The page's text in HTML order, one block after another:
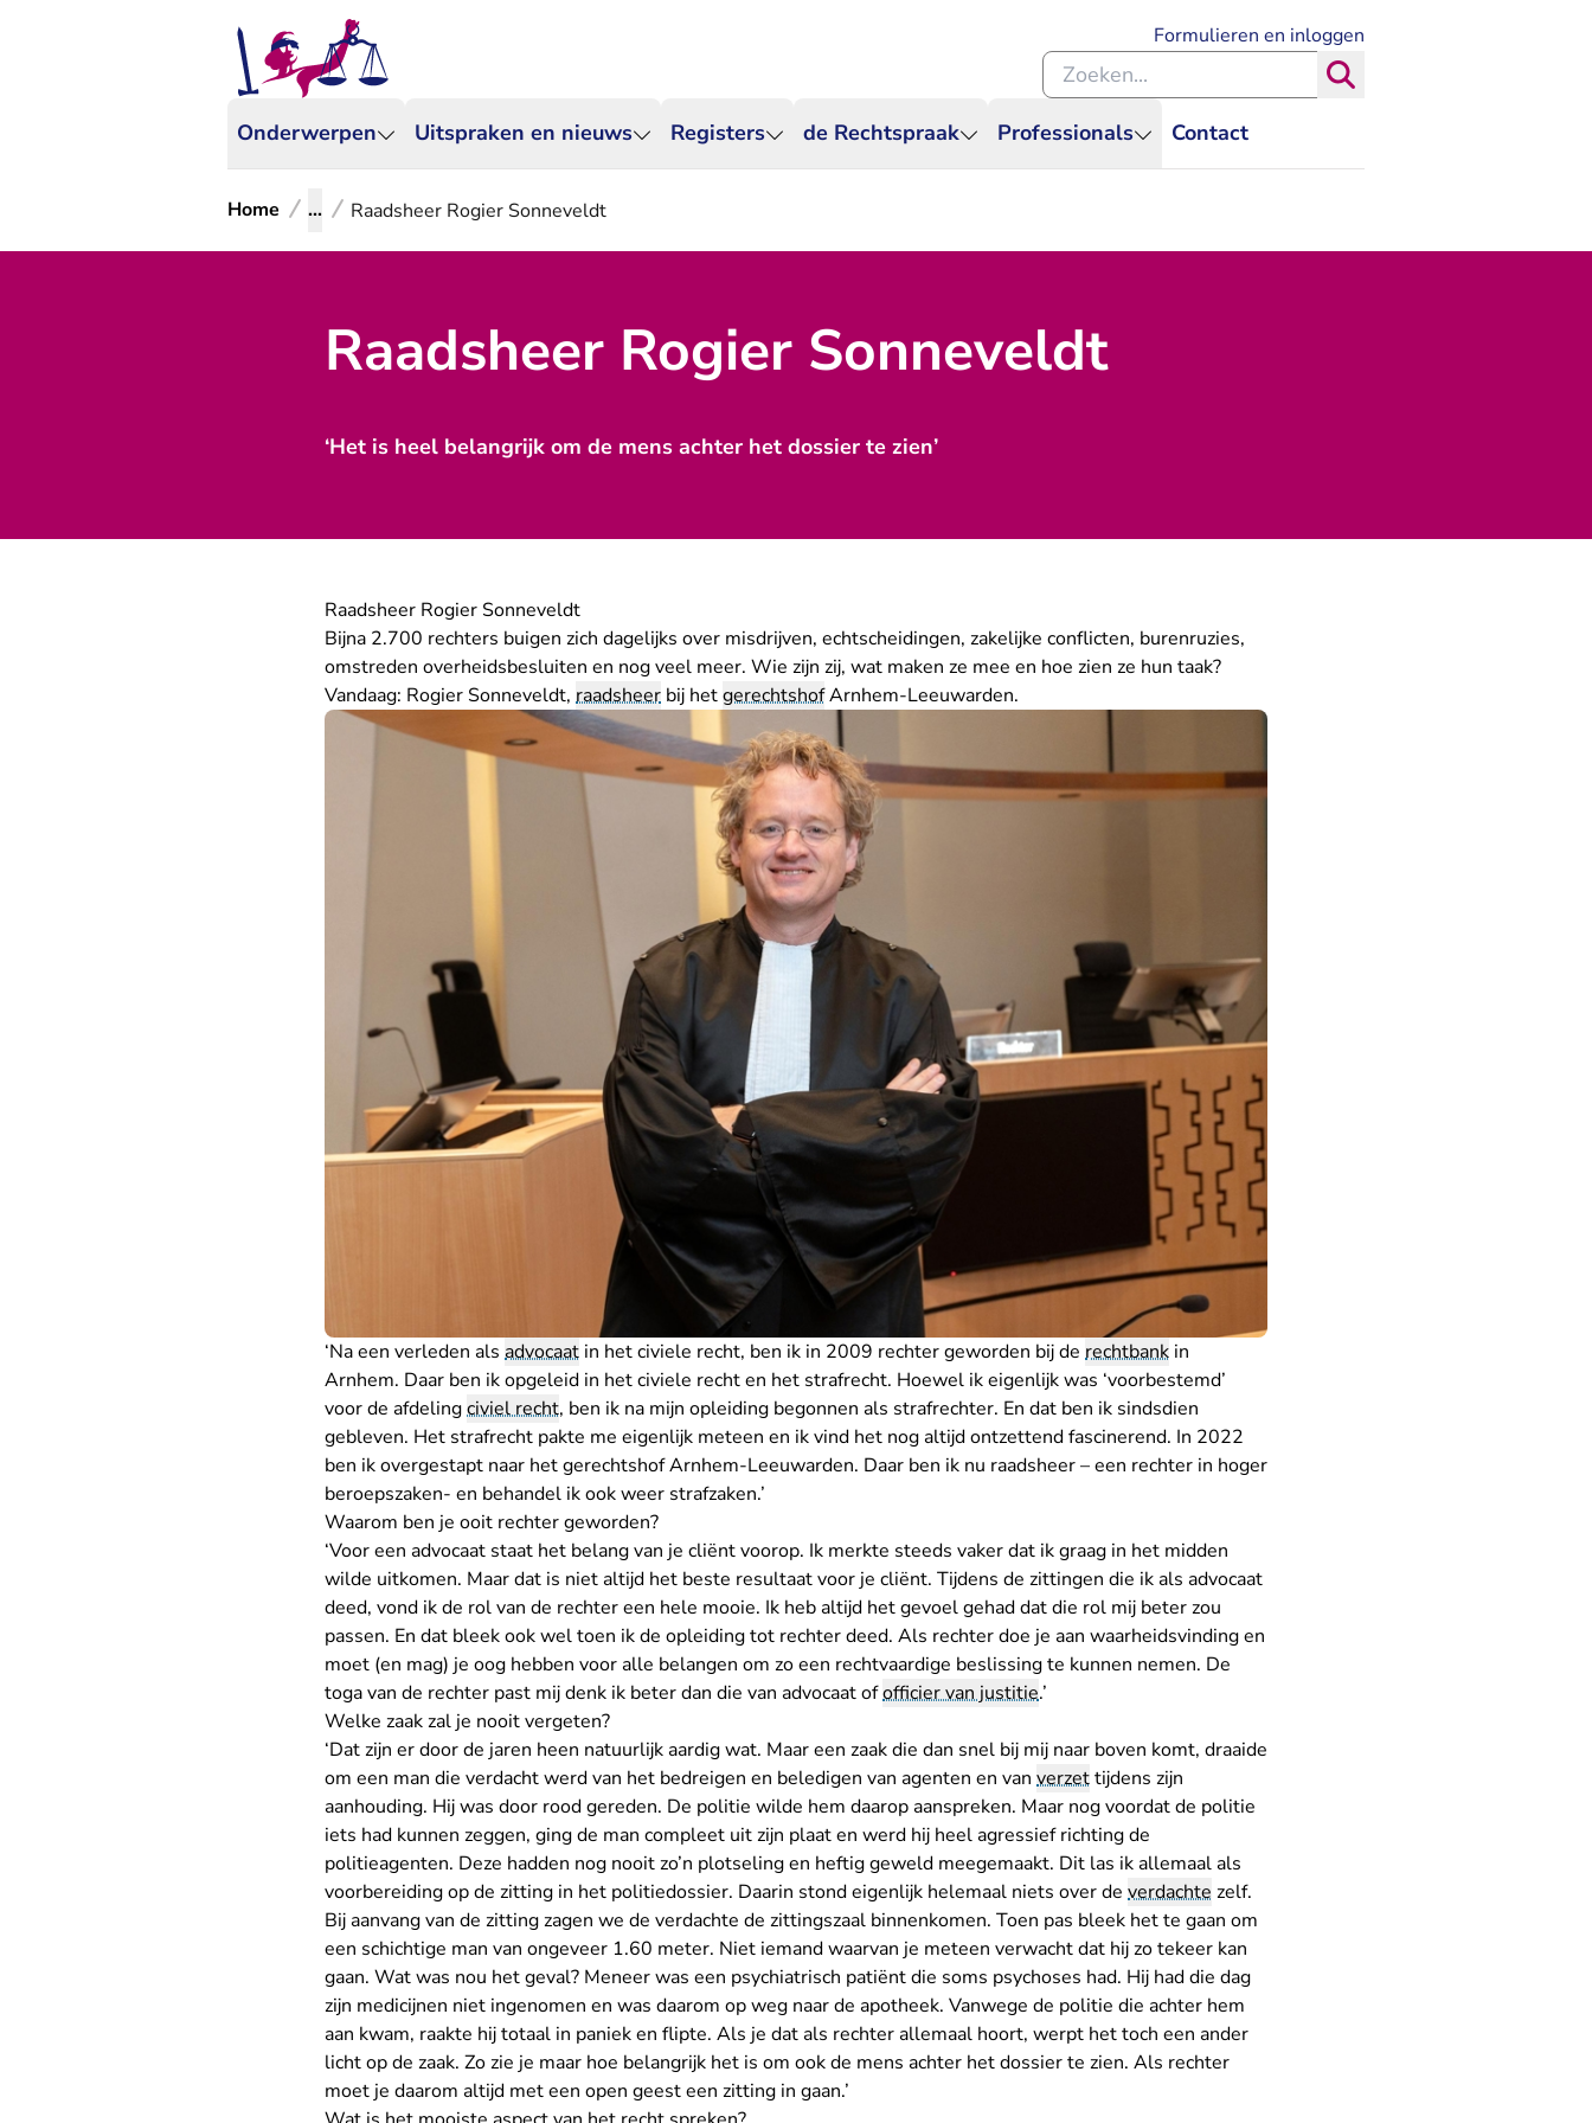
Onderwerpen Uitspraken en nieuws Registers de Rechtspraak Professionals Contact
Formulieren en inloggen
Zoeken binnen de Rechtspraak
Home ... Raadsheer Rogier Sonneveldt
Raadsheer Rogier Sonneveldt
‘Het is heel belangrijk om de mens achter het dossier te zien’
Raadsheer Rogier Sonneveldt
Bijna 2.700 rechters buigen zich dagelijks over misdrijven, echtscheidingen, zakelijke conflicten, burenruzies,
omstreden overheidsbesluiten en nog veel meer. Wie zijn zij, wat maken ze mee en hoe zien ze hun taak?
Vandaag: Rogier Sonneveldt, raadsheer bij hetgerechtshofArnhem-Leeuwarden.
‘Na een verleden als advocaat in het civiele recht, ben ik in 2009 rechter geworden bij de rechtbank in
Arnhem. Daar ben ik opgeleid in het civiele recht en het strafrecht. Hoewel ik eigenlijk was ‘voorbestemd’
voor de afdelingciviel recht, ben ik na mijn opleiding begonnen als strafrechter. En dat ben ik sindsdien
gebleven. Het strafrecht pakte me eigenlijk meteen en ik vind het nog altijd ontzettend fascinerend. In 2022
ben ik overgestapt naar het gerechtshof Arnhem-Leeuwarden. Daar ben ik nu raadsheer – een rechter in hoger
beroepszaken- en behandel ik ook weer strafzaken.’
Waarom ben je ooit rechter geworden?
‘Voor een advocaat staat het belang van je cliënt voorop. Ik merkte steeds vaker dat ik graag in het midden
wilde uitkomen. Maar dat is niet altijd het beste resultaat voor je cliënt. Tijdens de zittingen die ik als advocaat
deed, vond ik de rol van de rechter een hele mooie. Ik heb altijd het gevoel gehad dat die rol mij beter zou
passen. En dat bleek ook wel toen ik de opleiding tot rechter deed. Als rechter doe je aan waarheidsvinding en
moet (en mag) je oog hebben voor alle belangen om zo een rechtvaardige beslissing te kunnen nemen. De
toga van de rechter past mij denk ik beter dan die van advocaat ofofficier van justitie.’
Welke zaak zal je nooit vergeten?
‘Dat zijn er door de jaren heen natuurlijk aardig wat. Maar een zaak die dan snel bij mij naar boven komt, draaide
om een man die verdacht werd van het bedreigen en beledigen van agenten en van verzettijdens zijn
aanhouding. Hij was door rood gereden. De politie wilde hem daarop aanspreken. Maar nog voordat de politie
iets had kunnen zeggen, ging de man compleet uit zijn plaat en werd hij heel agressief richting de
politieagenten. Deze hadden nog nooit zo’n plotseling en heftig geweld meegemaakt. Dit las ik allemaal als
voorbereiding op de zitting in het politiedossier. Daarin stond eigenlijk helemaal niets over de verdachte zelf.
Bij aanvang van de zitting zagen we de verdachte de zittingszaal binnenkomen. Toen pas bleek het te gaan om
een schichtige man van ongeveer 1.60 meter. Niet iemand waarvan je meteen verwacht dat hij zo tekeer kan
gaan. Wat was nou het geval? Meneer was een psychiatrisch patiënt die soms psychoses had. Hij had die dag
zijn medicijnen niet ingenomen en was daarom op weg naar de apotheek. Vanwege de politie die achter hem
aan kwam, raakte hij totaal in paniek en flipte. Als je dat als rechter allemaal hoort, werpt het toch een ander
licht op de zaak. Zo zie je maar hoe belangrijk het is om ook de mens achter het dossier te zien. Als rechter
moet je daarom altijd met een open geest een zitting in gaan.’